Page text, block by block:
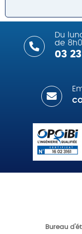
Du
de
03
Bureau